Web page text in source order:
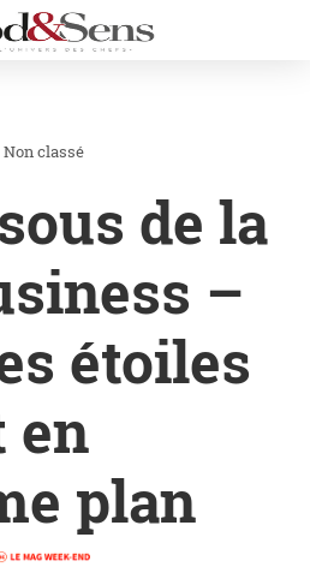
Non classé
de la
–
étoiles
en
plan